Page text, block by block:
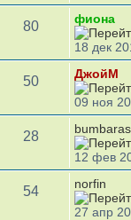
80
фиона
18 дек
50
ДжойМ
09 ноя
28
12 фев
54
norfin
27 апр